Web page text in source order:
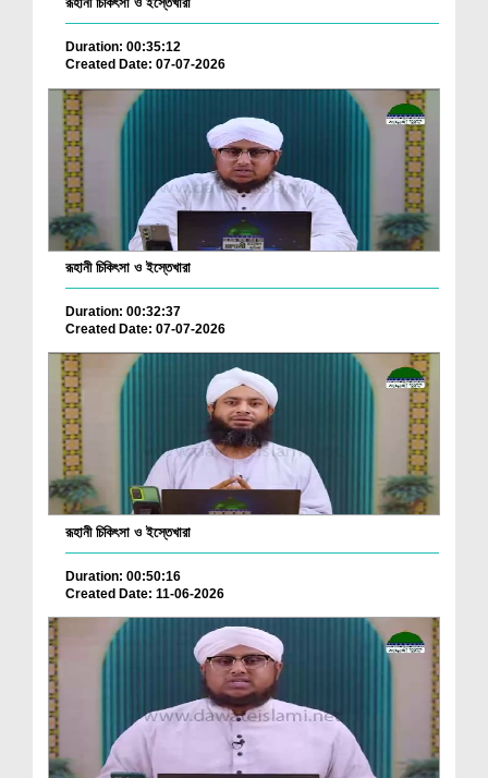
Duration: 00:35:12
Created Date: 07-07-2026
রূহানী চিকিৎসা ও ইস্তেখারা
Duration: 00:32:37
Created Date: 07-07-2026
রূহানী চিকিৎসা ও ইস্তেখারা
Duration: 00:50:16
Created Date: 11-06-2026